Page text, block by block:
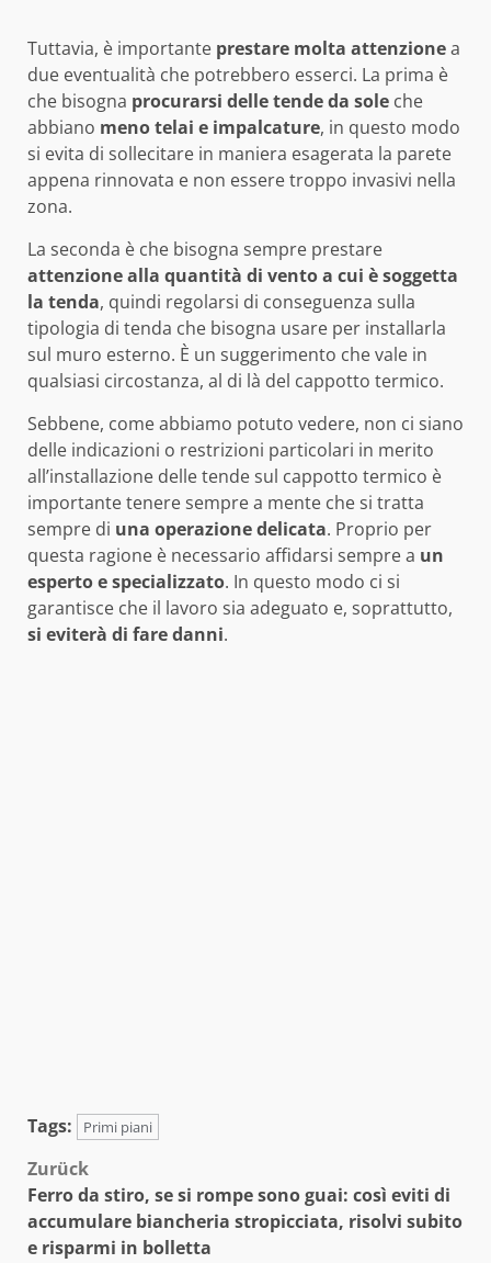
Tuttavia, è importante prestare molta attenzionea
due eventualità che potrebbero esserci. La prima è
che bisogna procurarsi delle tende da sole che
abbiano meno telai e impalcature, in questo modo
si evita di sollecitare in maniera esagerata la parete
appena rinnovata e non essere troppo invasivi nella
zona.
La seconda è che bisogna sempre prestare
attenzione alla quantità di ventoa cui è soggetta
la tenda, quindi regolarsi di conseguenza sulla
tipologia di tenda che bisogna usare per installarla
sul muro esterno. È un suggerimento che vale in
qualsiasi circostanza, al di là del cappotto termico.
Sebbene, come abbiamo potuto vedere, non ci siano
delle indicazioni o restrizioni particolari in merito
all’installazione delle tende sul cappotto termico è
importante tenere sempre a mente che si tratta
sempre di una operazione delicata. Proprio per
questa ragione è necessario affidarsi sempre a un
esperto e specializzato. In questo modo ci si
garantisce che il lavoro sia adeguato e, soprattutto,
si eviterà di fare danni.
Tags: Primi piani
Beitragsnavigation
Zurück
Ferro da stiro, se si rompe sono guai: così eviti di
accumulare biancheria stropicciata, risolvi subito
e risparmi in bolletta